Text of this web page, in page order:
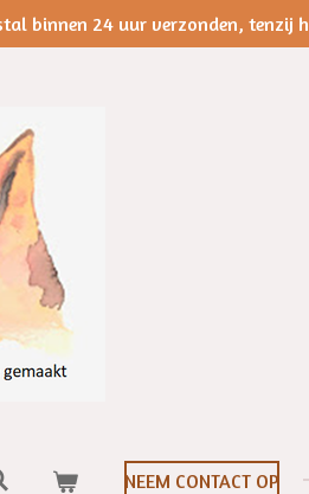
binnen 24 uur verzonden, tenzij
NEEM CONTACT OP